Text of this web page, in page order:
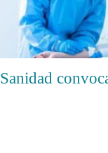
Sanidad